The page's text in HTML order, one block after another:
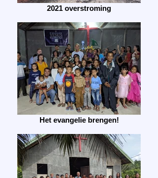
2021 overstroming
Het evangelie brengen!